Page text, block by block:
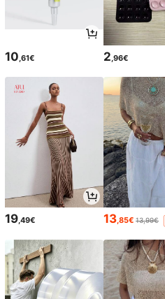
10,61€ 2,96€
19,49€ 13,85€ 13,99€